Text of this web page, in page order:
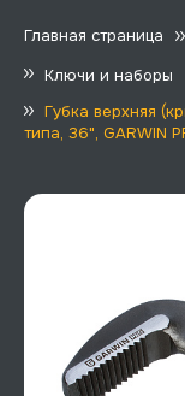
Главная страница
Ключи и наборы
Губка верхняя
типа, 36", GARWIN